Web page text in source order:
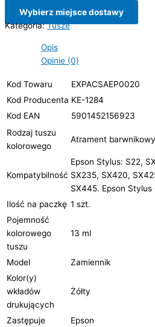
Wybierz miejsce dostawy
Kategoria:Tusze
Opis
Opinie (0)
Kod Towaru
EXPACSAEP0020
Kod Producenta KE-1284
Kod EAN
5901452156923
Rodzaj tuszu
kolorowego
Atrament barwnikowy
Kompatybilność
Epson Stylus: S22,
SX235, SX420,
SX445. Epson
Ilość na paczkę 1 szt.
Pojemność
kolorowego
tuszu
13 ml
Model
Zamiennik
Kolor(y)
wkładów
drukujących
Żółty
Zastępuje Epson